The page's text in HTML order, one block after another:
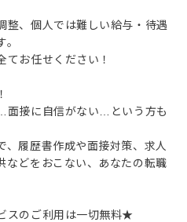
整、個人では難しい給与・待遇
てお任せください！
面接に自信がない…という方も
、履歴書作成や面接対策、求人
などをおこない、あなたの転職
スのご利用は一切無料★